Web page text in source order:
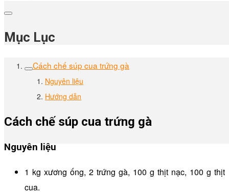
Mục Lục
Cách chế súp cua trứng gà
Nguyên liệu
Hướng dẫn
Cách chế súp cua trứng gà
Nguyên liệu
1 kg xương ống, 2 trứng gà, 100 g thịt nạc, 100 g thịt
cua.